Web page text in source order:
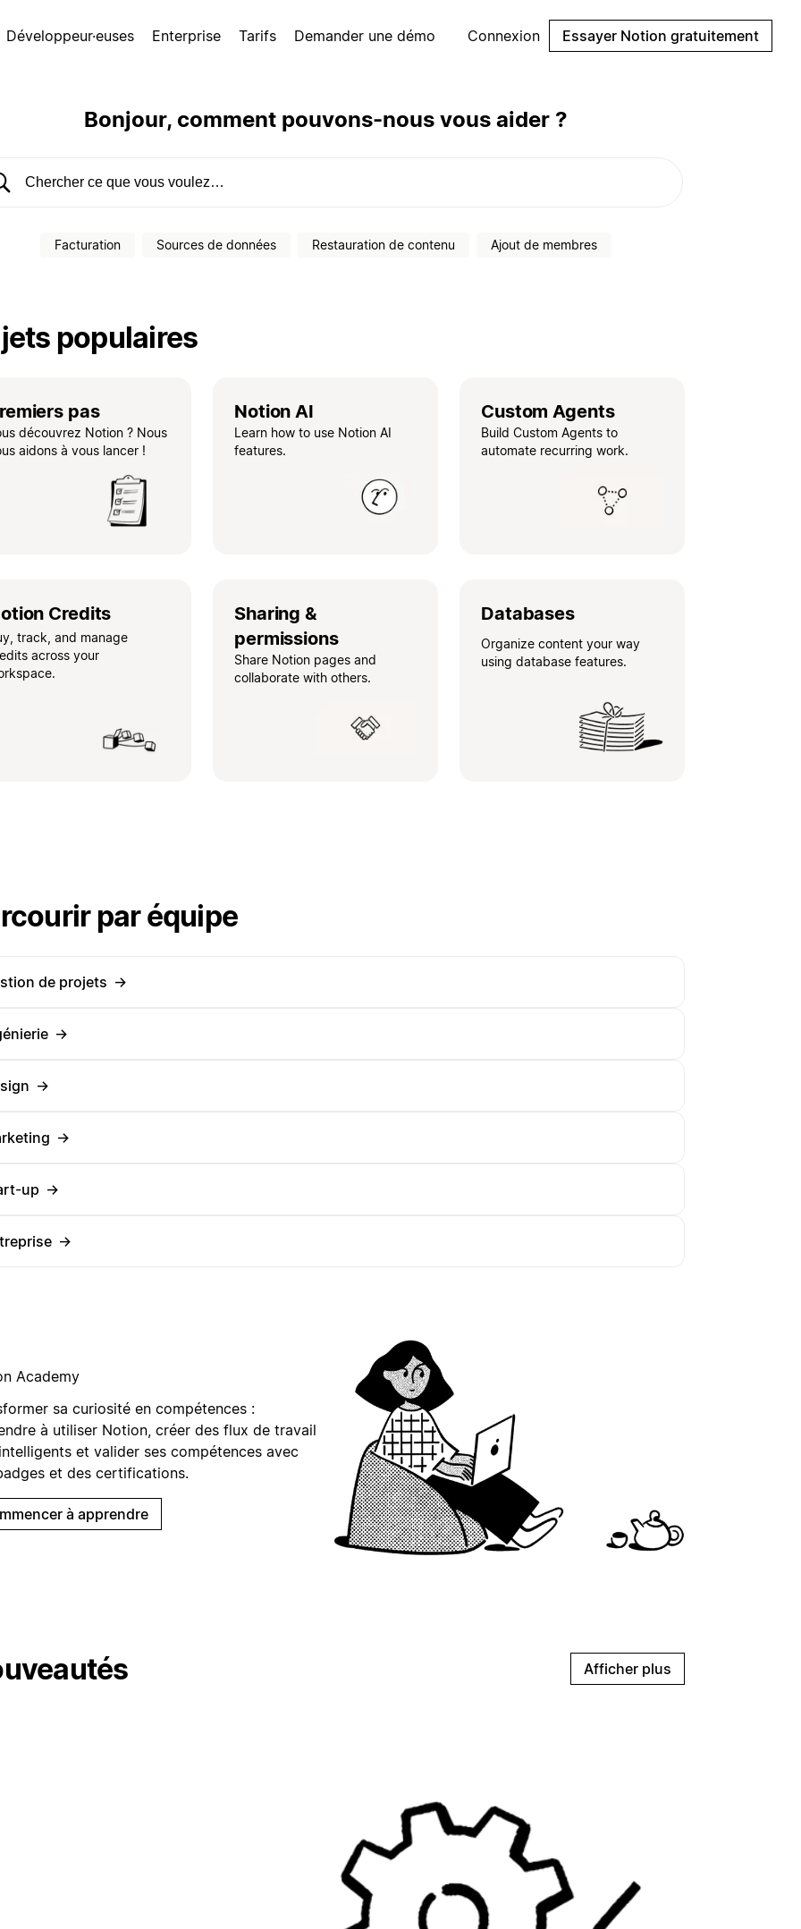
Développeur·euses Enterprise Tarifs Demander une démo Connexion Essayer Notion gratuitement
Bonjour, comment pouvons-nous vous aider ?
dans le centre d’aide
Facturation Sources de données Restauration de contenu Ajout de membres
populaires
pas
découvrez Notion ? Nous
aidons à vous lancer !
Notion AI
Learn how to use Notion AI
features.
Custom Agents
Build Custom Agents to
automate recurring work.
Credits
track, and manage
across your
Sharing &
permissions
Share Notion pages and
collaborate with others.
Databases
Organize content your way
using database features.
par équipe
de projets →
→
→
→
up →
→
Academy
sa curiosité en compétences :
à utiliser Notion, créer des flux de travail
et valider ses compétences avec
et des certifications.
à apprendre
Afficher plus